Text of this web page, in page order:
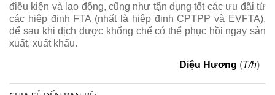
điều kiện và lao động, cũng như tận dụng tốt các ưu đãi từ
các hiệp định FTA (nhất là hiệp định CPTPP và EVFTA),
để sau khi dịch được khống chế có thể phục hồi ngay sản
xuất, xuất khẩu.
Diệu Hương (T/h)